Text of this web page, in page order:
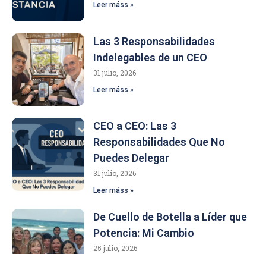
Leer máss »
Las 3 Responsabilidades
Indelegables de un CEO
31 julio, 2026
Leer máss »
CEO a CEO: Las 3
Responsabilidades Que No
Puedes Delegar
31 julio, 2026
Leer máss »
De Cuello de Botella a Líder que
Potencia: Mi Cambio
25 julio, 2026